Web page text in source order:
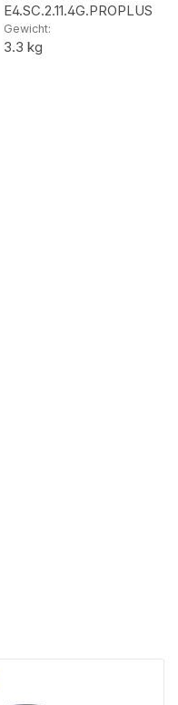
E4.SC.2.11.4G.PROPLUS
Gewicht:
3.3 kg